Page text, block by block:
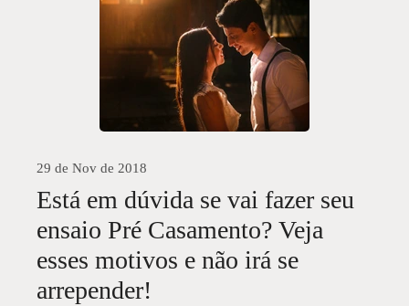
29 de Nov de 2018
Está em dúvida se vai fazer seu
ensaio Pré Casamento? Veja
esses motivos e não irá se
arrepender!